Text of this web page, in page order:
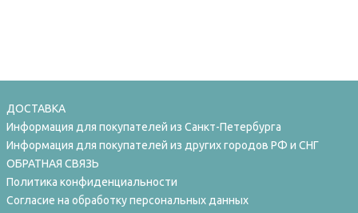
ДОСТАВКА
Информация для покупателей из Санкт-Петербурга
Информация для покупателей из других городов РФ и СНГ
ОБРАТНАЯ СВЯЗЬ
Политика конфиденциальности
Согласие на обработку персональных данных